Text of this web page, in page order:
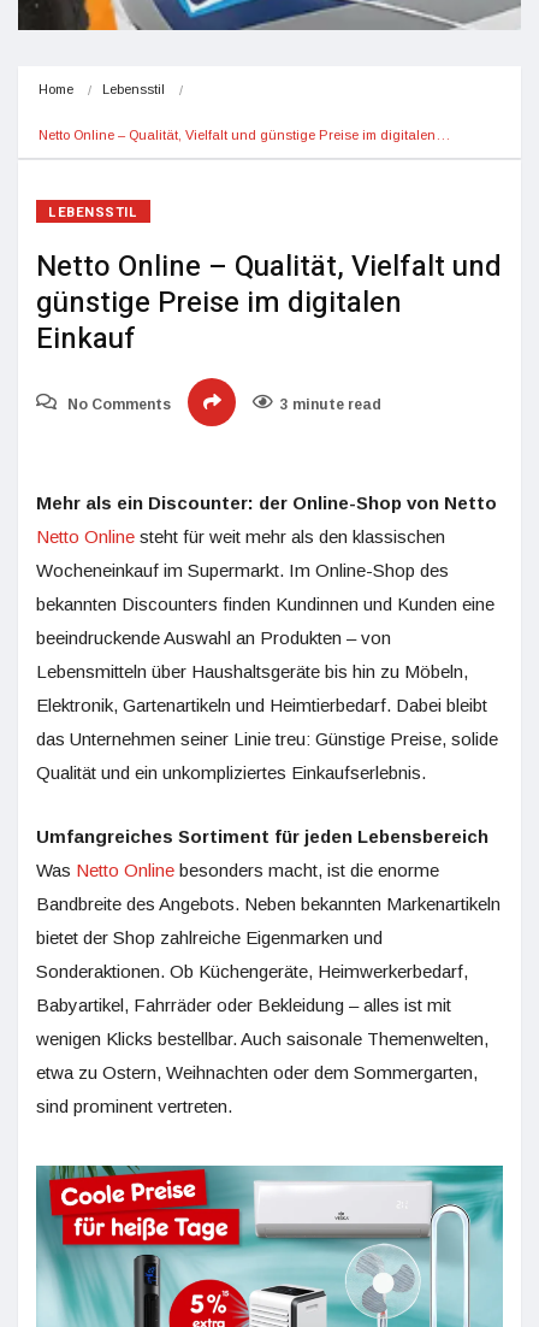
Home Lebensstil
Netto Online – Qualität, Vielfalt und günstige Preise im digitalen…
LEBENSSTIL
Netto Online – Qualität, Vielfalt und
günstige Preise im digitalen
Einkauf
No Comments 3 minute read
Mehr als ein Discounter: der Online-Shop von Netto
Netto Online steht für weit mehr als den klassischen
Wocheneinkauf im Supermarkt. Im Online-Shop des
bekannten Discounters finden Kundinnen und Kunden eine
beeindruckende Auswahl an Produkten – von
Lebensmitteln über Haushaltsgeräte bis hin zu Möbeln,
Elektronik, Gartenartikeln und Heimtierbedarf. Dabei bleibt
das Unternehmen seiner Linie treu: Günstige Preise, solide
Qualität und ein unkompliziertes Einkaufserlebnis.
Umfangreiches Sortiment für jeden Lebensbereich
Was Netto Online besonders macht, ist die enorme
Bandbreite des Angebots. Neben bekannten Markenartikeln
bietet der Shop zahlreiche Eigenmarken und
Sonderaktionen. Ob Küchengeräte, Heimwerkerbedarf,
Babyartikel, Fahrräder oder Bekleidung – alles ist mit
wenigen Klicks bestellbar. Auch saisonale Themenwelten,
etwa zu Ostern, Weihnachten oder dem Sommergarten,
sind prominent vertreten.